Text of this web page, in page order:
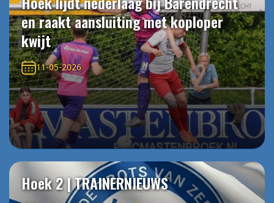
en raakt aansluiting met koploper
kwijt
11-05-2026
Hoek 2 | TRAINERNIEUWS